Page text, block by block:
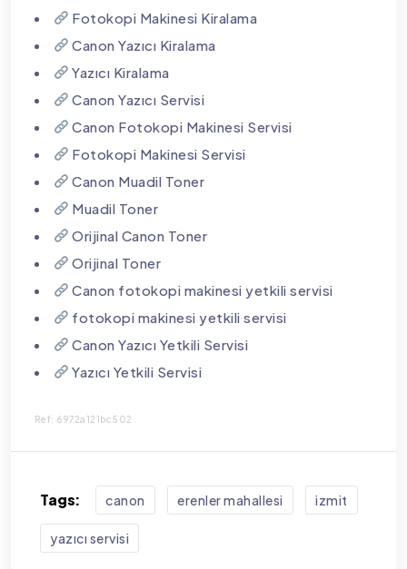
Fotokopi Makinesi Kiralama
Canon Yazıcı Kiralama
Yazıcı Kiralama
Canon Yazıcı Servisi
Canon Fotokopi Makinesi Servisi
Fotokopi Makinesi Servisi
Canon Muadil Toner
Muadil Toner
Orijinal Canon Toner
Orijinal Toner
Canon fotokopi makinesi yetkili servisi
fotokopi makinesi yetkili servisi
Canon Yazıcı Yetkili Servisi
Yazıcı Yetkili Servisi
Ref: 6972a121bc502
Tags: canon erenler mahallesi i̇zmit
yazıcı servisi